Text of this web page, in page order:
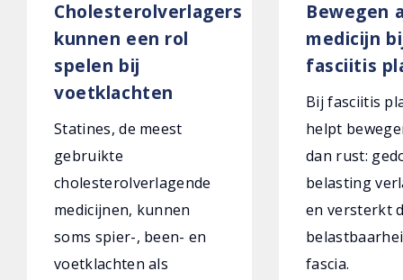
Cholesterolverlagers
kunnen een rol
spelen bij
voetklachten
Statines, de meest
gebruikte
cholesterolverlagende
medicijnen, kunnen
soms spier-, been- en
voetklachten als
Bewegen
medicijn
fasciitis
Bij fasciitis
helpt
dan rust:
belasting
en versterkt
fascia.